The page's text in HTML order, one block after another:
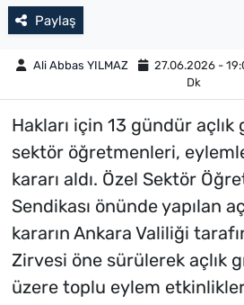
Paylaş
Ali Abbas YILMAZ 27.06.2026 -
Dk
Hakları için 13 gündür
sektör öğretmenleri,
kararı aldı. Özel Sektör
Sendikası önünde yapılan
kararın Ankara Valiliği
Zirvesi öne sürülerek açlık
üzere toplu eylem